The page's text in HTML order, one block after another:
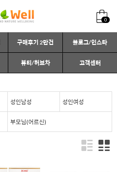
0
구매후기 2만건 블로그/인스타
뷰티/허브차 고객센터
성인남성 성인여성
부모님(어르신)